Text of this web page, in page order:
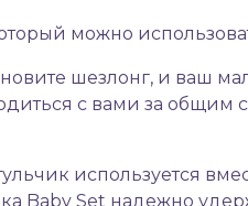
можно
шезлонг, и ваш
с вами за общим
используется
Baby Set надежно